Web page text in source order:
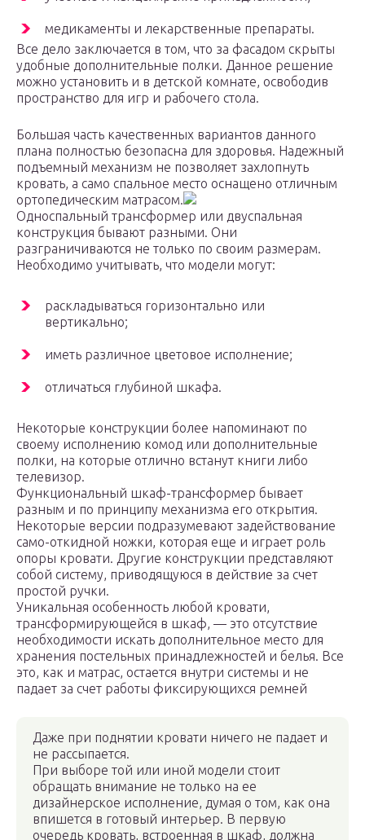
медикаменты и лекарственные препараты.
Все дело заключается в том, что за фасадом скрыты
удобные дополнительные полки. Данное решение
можно установить и в детской комнате, освободив
пространство для игр и рабочего стола.
Большая часть качественных вариантов данного
плана полностью безопасна для здоровья. Надежный
подъемный механизм не позволяет захлопнуть
кровать, а само спальное место оснащено отличным
ортопедическим матрасом.
Односпальный трансформер или двуспальная
конструкция бывают разными. Они
разграничиваются не только по своим размерам.
Необходимо учитывать, что модели могут:
раскладываться горизонтально или
вертикально;
иметь различное цветовое исполнение;
отличаться глубиной шкафа.
Некоторые конструкции более напоминают по
своему исполнению комод или дополнительные
полки, на которые отлично встанут книги либо
телевизор.
Функциональный шкаф-трансформер бывает
разным и по принципу механизма его открытия.
Некоторые версии подразумевают задействование
само-откидной ножки, которая еще и играет роль
опоры кровати. Другие конструкции представляют
собой систему, приводящуюся в действие за счет
простой ручки.
Уникальная особенность любой кровати,
трансформирующейся в шкаф, — это отсутствие
необходимости искать дополнительное место для
хранения постельных принадлежностей и белья. Все
это, как и матрас, остается внутри системы и не
падает за счет работы фиксирующихся ремней
Даже при поднятии кровати ничего не падает и
не рассыпается.
При выборе той или иной модели стоит
обращать внимание не только на ее
дизайнерское исполнение, думая о том, как она
впишется в готовый интерьер. В первую
очередь кровать, встроенная в шкаф, должна